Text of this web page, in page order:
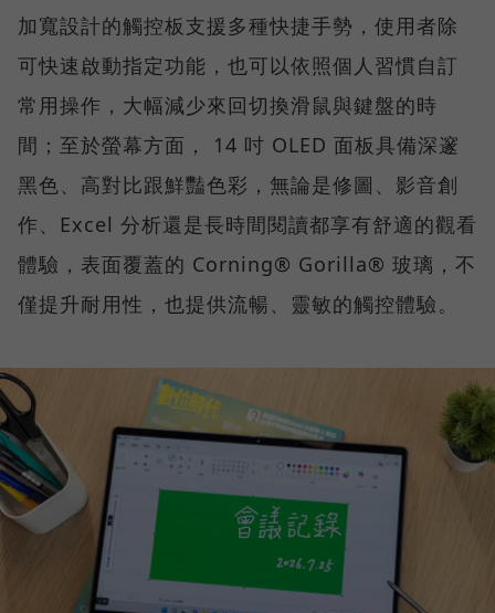
加寬設計的觸控板支援多種快捷手勢，使用者除
可快速啟動指定功能，也可以依照個人習慣自訂
常用操作，大幅減少來回切換滑鼠與鍵盤的時
間；至於螢幕方面， 14 吋 OLED 面板具備深邃
黑色、高對比跟鮮豔色彩，無論是修圖、影音創
作、Excel 分析還是長時間閱讀都享有舒適的觀看
體驗，表面覆蓋的 Corning® Gorilla® 玻璃，不
僅提升耐用性，也提供流暢、靈敏的觸控體驗。